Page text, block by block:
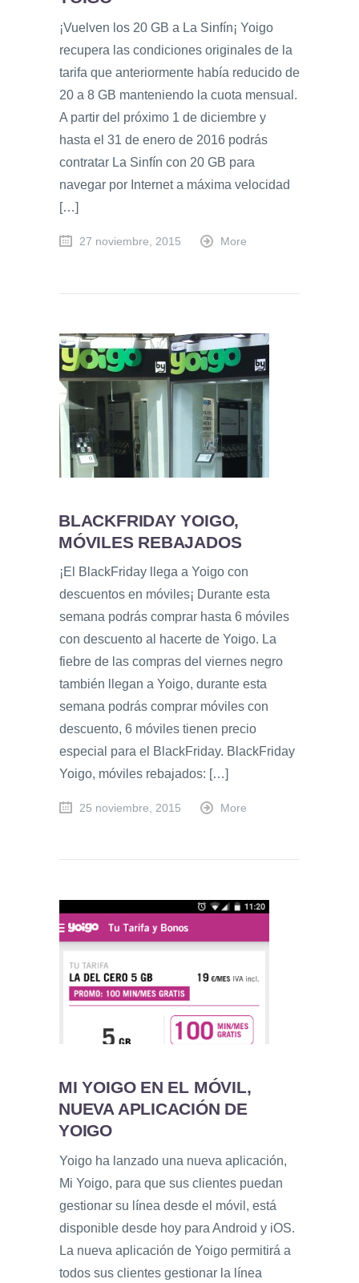
¡Vuelven los 20 GB a La Sinfín¡ Yoigo
recupera las condiciones originales de la
tarifa que anteriormente había reducido de
20 a 8 GB manteniendo la cuota mensual.
A partir del próximo 1 de diciembre y
hasta el 31 de enero de 2016 podrás
contratar La Sinfín con 20 GB para
navegar por Internet a máxima velocidad
[…]
27 noviembre, 2015 More
BLACKFRIDAY YOIGO,
MÓVILES REBAJADOS
¡El BlackFriday llega a Yoigo con
descuentos en móviles¡ Durante esta
semana podrás comprar hasta 6 móviles
con descuento al hacerte de Yoigo. La
fiebre de las compras del viernes negro
también llegan a Yoigo, durante esta
semana podrás comprar móviles con
descuento, 6 móviles tienen precio
especial para el BlackFriday. BlackFriday
Yoigo, móviles rebajados: […]
25 noviembre, 2015 More
MI YOIGO EN EL MÓVIL,
NUEVA APLICACIÓN DE
YOIGO
Yoigo ha lanzado una nueva aplicación,
Mi Yoigo, para que sus clientes puedan
gestionar su línea desde el móvil, está
disponible desde hoy para Android y iOS.
La nueva aplicación de Yoigo permitirá a
todos sus clientes gestionar la línea